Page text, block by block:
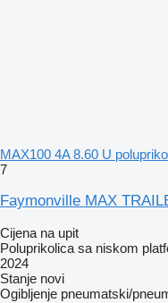
MAX100 4A 8.60 U
7
Faymonville MAX
Cijena na upit
Poluprikolica sa niskom
2024
Stanje novi
Ogibljenje pneumatski/